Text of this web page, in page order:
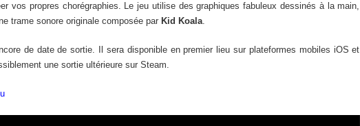
vos propres chorégraphies. Le jeu utilise des graphiques fabuleux dessinés à la main,
trame sonore originale composée par Kid Koala.
de date de sortie. Il sera disponible en premier lieu sur plateformes mobiles iOS et
une sortie ultérieure sur Steam.